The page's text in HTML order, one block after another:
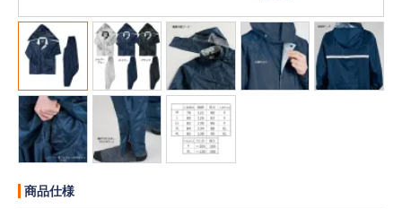
試着サンプル無料貸し出し
デジタルカタログ
クイックオーダー
商品仕様